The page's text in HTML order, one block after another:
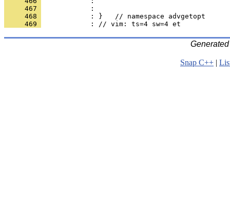
     467
            :
     468
            : }   // namespace advgetopt
     469
            : // vim: ts=4 sw=4 et
Snap C++ |